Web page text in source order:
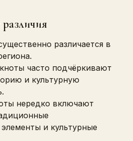
различается в
часто подчёркивают
и культурную
нередко включают
и культурные